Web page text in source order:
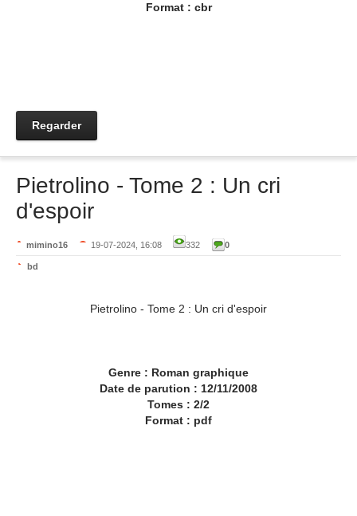
Format : cbr
Regarder
Pietrolino - Tome 2 : Un cri
d'espoir
mimino16 19-07-2024, 16:08 332 0
bd
Pietrolino - Tome 2 : Un cri d'espoir
Genre : Roman graphique
Date de parution : 12/11/2008
Tomes : 2/2
Format : pdf